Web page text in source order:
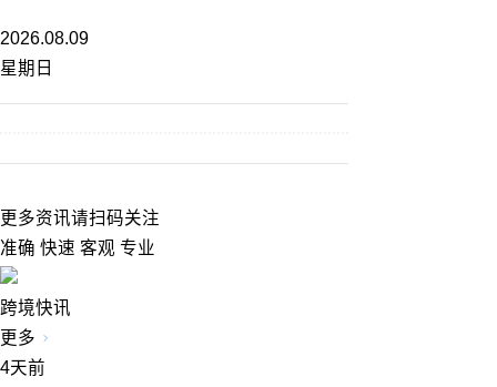
2026.08.09
星期日
更多资讯请扫码关注
准确 快速 客观 专业
跨境快讯
更多
4天前